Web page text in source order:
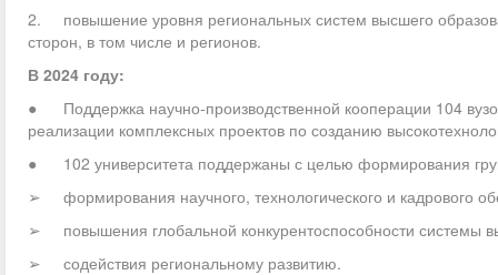
2. повышение уровня региональных систем высшего
сторон, в том числе и регионов.
В 2024 году:
● Поддержка научно-производственной кооперации 104
реализации комплексных проектов по созданию
● 102 университета поддержаны с целью формирования
➢ формирования научного, технологического и кадрового
➢ повышения глобальной конкурентоспособности системы
➢ содействия региональному развитию.